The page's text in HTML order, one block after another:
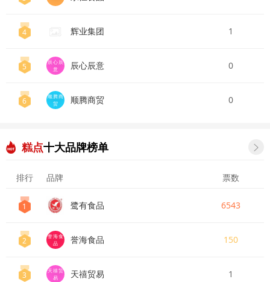
4 辉业集团 1
5
辰心辰
意
辰心辰意 0
6
顺腾商
贸
顺腾商贸 0
糕点十大品牌榜单 
排行 品牌 票数
1 鹭有食品 6543
2
誉海食
品
誉海食品 150
3
天禧贸
易
天禧贸易 1